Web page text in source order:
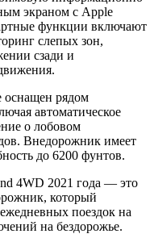
экраном с Apple
функции включают
слепых зон,
сзади и
оснащен рядом
автоматическое
о лобовом
Внедорожник имеет
до 6200 фунтов.
4WD 2021 года — это
который
поездок на
на бездорожье.